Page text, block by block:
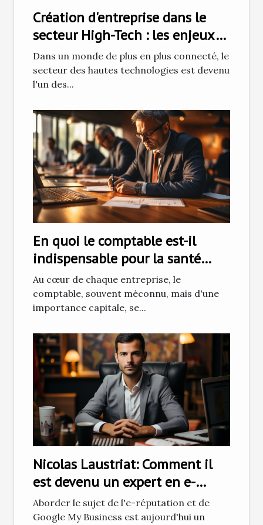
Création d'entreprise dans le
secteur High-Tech : les enjeux
et défis
Dans un monde de plus en plus connecté, le
secteur des hautes technologies est devenu
l'un des...
En quoi le comptable est-il
indispensable pour la santé
financière de votre entreprise ?
Au cœur de chaque entreprise, le
comptable, souvent méconnu, mais d'une
importance capitale, se...
Nicolas Laustriat: Comment il
est devenu un expert en e-
réputation et Google My
Business
Aborder le sujet de l'e-réputation et de
Google My Business est aujourd'hui un